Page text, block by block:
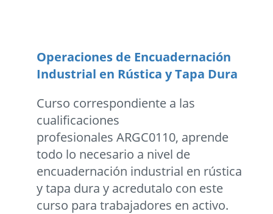
Operaciones de Encuadernación
Industrial en Rústica y Tapa Dura
Curso correspondiente a las
cualificaciones
profesionales ARGC0110, aprende
todo lo necesario a nivel de
encuadernación industrial en rústica
y tapa dura y acredutalo con este
curso para trabajadores en activo.